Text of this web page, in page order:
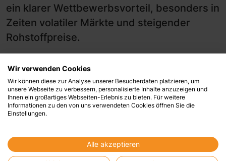
ein klarer Wettbewerbsvorteil, besonders in
Zeiten volatiler Märkte und steigender
Rohstoffpreise.
Reporting
Oft unterschätzt, aber zunehmend wichtig:
Business Intelligence (BI) und Reporting. In
Unternehmen Werkzeuge, die nicht nur
Daten sammeln, sondern auch in
Wir verwenden Cookies
Wir können diese zur Analyse unserer Besucherdaten platzieren, um
unsere Webseite zu verbessern, personalisierte Inhalte anzuzeigen und
Ihnen ein großartiges Webseiten-Erlebnis zu bieten. Für weitere
Informationen zu den von uns verwendeten Cookies öffnen Sie die
Einstellungen.
Alle akzeptieren